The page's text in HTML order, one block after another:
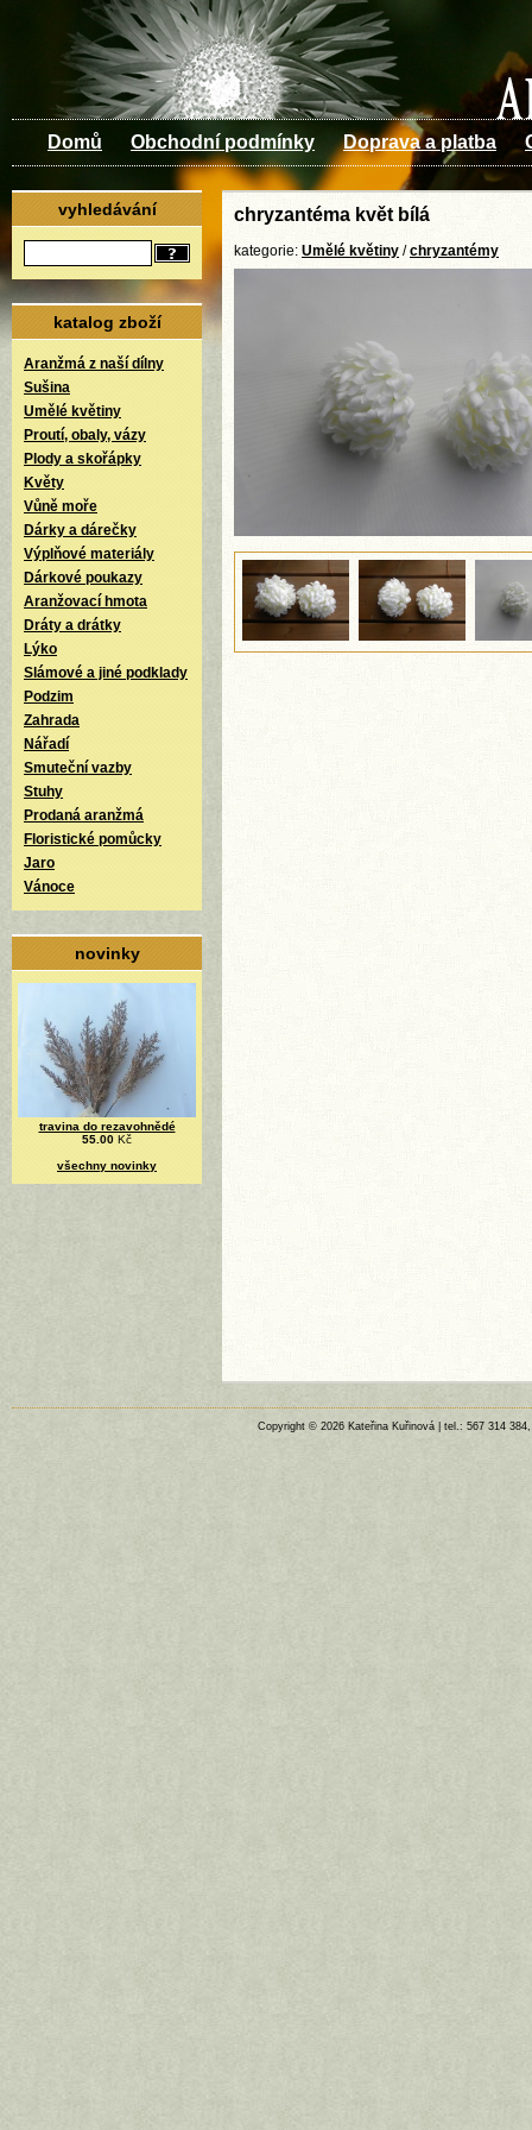
Domů Obchodní podmínky Doprava a platba
vyhledávání
katalog zboží
Aranžmá z naší dílny
Sušina
Umělé květiny
Proutí, obaly, vázy
Plody a skořápky
Květy
Vůně moře
Dárky a dárečky
Výplňové materiály
Dárkové poukazy
Aranžovací hmota
Dráty a drátky
Lýko
Slámové a jiné podklady
Podzim
Zahrada
Nářadí
Smuteční vazby
Stuhy
Prodaná aranžmá
Floristické pomůcky
Jaro
Vánoce
novinky
travina do rezavohnědé
55.00 Kč
všechny novinky
chryzantéma květ bílá
kategorie: Umělé květiny /chryzantémy
Copyright © 2026 Kateřina Kuřinová | tel.: 567 314